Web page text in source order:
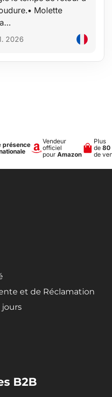
Molette
2026
présence
Vendeur
officiel
pour Amazon
Plus
de 80
de
et de Réclamation
jours
B2B